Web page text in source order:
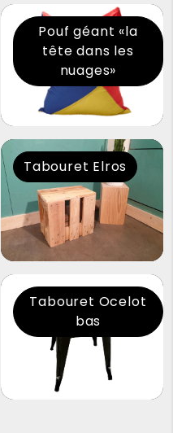
Pouf géant «la
tête dans les
nuages»
Tabouret Elros
Tabouret Ocelot
bas